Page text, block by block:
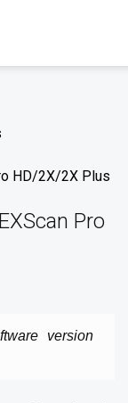
HD/2X/2X Plus
Pro
version